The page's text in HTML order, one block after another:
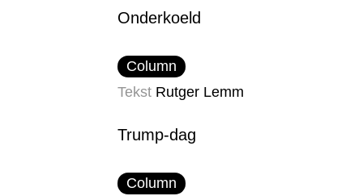
Onderkoeld
Column
Tekst Rutger Lemm
Trump-dag
Column